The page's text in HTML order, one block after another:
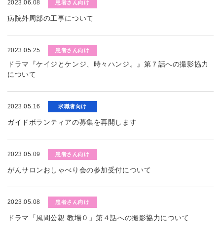
2023.06.08 患者さん向け
病院外周部の工事について
2023.05.25 患者さん向け
ドラマ『ケイジとケンジ、時々ハンジ。』第７話への撮影協力
について
2023.05.16 求職者向け
ガイドボランティアの募集を再開します
2023.05.09 患者さん向け
がんサロンおしゃべり会の参加受付について
2023.05.08 患者さん向け
ドラマ「風間公親 教場０」第４話への撮影協力について